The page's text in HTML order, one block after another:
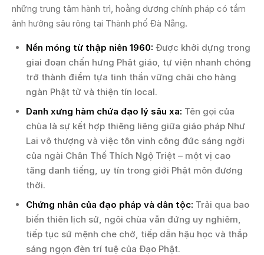
những trung tâm hành trì, hoằng dương chính pháp có tầm
ảnh hưởng sâu rộng tại Thành phố Đà Nẵng.
Nền móng từ thập niên 1960: Được khởi dựng trong
giai đoạn chấn hưng Phật giáo, tự viện nhanh chóng
trở thành điểm tựa tinh thần vững chãi cho hàng
ngàn Phật tử và thiện tín local.
Danh xưng hàm chứa đạo lý sâu xa: Tên gọi của
chùa là sự kết hợp thiêng liêng giữa giáo pháp Như
Lai vô thượng và việc tôn vinh công đức sáng ngời
của ngài Chân Thế Thích Ngộ Triệt – một vị cao
tăng danh tiếng, uy tín trong giới Phật môn đương
thời.
Chứng nhân của đạo pháp và dân tộc: Trải qua bao
biến thiên lịch sử, ngôi chùa vẫn đứng uy nghiêm,
tiếp tục sứ mệnh che chở, tiếp dẫn hậu học và thắp
sáng ngọn đèn trí tuệ của Đạo Phật.